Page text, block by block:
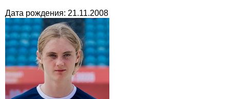
Дата рождения: 21.11.2008